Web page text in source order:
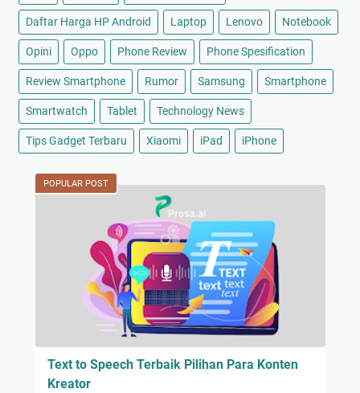
Daftar Harga HP Android Laptop Lenovo Notebook
Opini Oppo Phone Review Phone Spesification
Review Smartphone Rumor Samsung Smartphone
Smartwatch Tablet Technology News
Tips Gadget Terbaru Xiaomi iPad iPhone
POPULAR POST
Text to Speech Terbaik Pilihan Para Konten
Kreator